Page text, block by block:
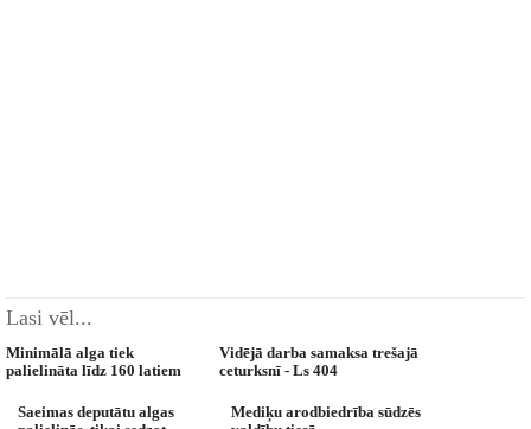
Lasi vēl...
Minimālā alga tiek
palielināta līdz 160 latiem
Vidējā darba samaksa trešajā
ceturksnī - Ls 404
Saeimas deputātu algas
Mediķu arodbiedrība sūdzēs